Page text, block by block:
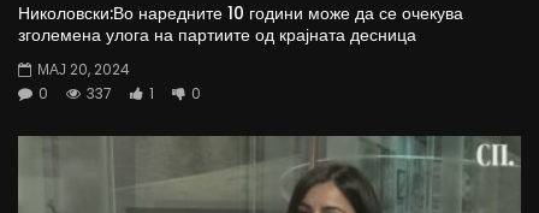
Николовски:Во наредните 10 години може да се очекува
зголемена улога на партиите од крајната десница
МАЈ 20, 2024
0
337 1 0